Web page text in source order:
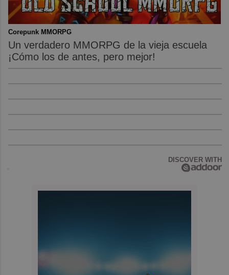
Corepunk MMORPG
Un verdadero MMORPG de la vieja escuela
¡Cómo los de antes, pero mejor!
DISCOVER WITH